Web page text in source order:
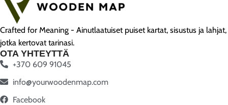
Crafted for Meaning - Ainutlaatuiset puiset kartat, sisustus ja lahjat,
jotka kertovat tarinasi.
OTA YHTEYTTÄ
+370 609 91045
info@yourwoodenmap.com
Facebook